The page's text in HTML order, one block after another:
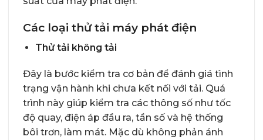
Các loại thử tải máy phát điện
Thử tải không tải
Đây là bước kiểm tra cơ bản để đánh giá tình
trạng vận hành khi chưa kết nối với tải. Quá
trình này giúp kiểm tra các thông số như tốc
độ quay, điện áp đầu ra, tần số và hệ thống
bôi trơn, làm mát. Mặc dù không phản ánh